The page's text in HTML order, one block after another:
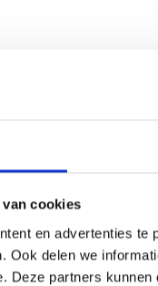
van cookies
en advertenties
Ook delen we
Deze partners